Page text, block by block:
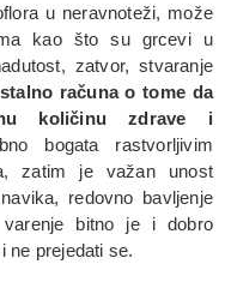
u neravnoteži, može
kao što su grcevi u
zatvor, stvaranje
računa o tome da
količinu zdrave i
bogata rastvorljivim
zatim je važan unost
redovno bavljenje
bitno je i dobro
ne prejedati se.